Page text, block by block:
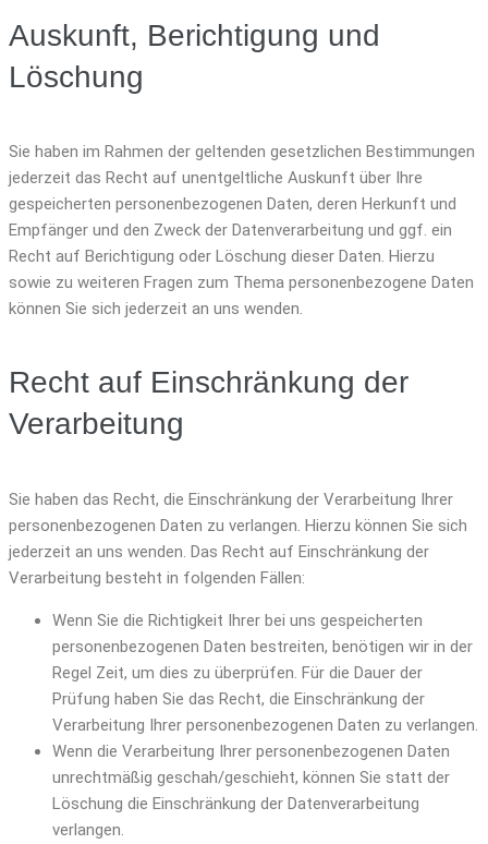
Auskunft, Berichtigung und
Löschung
Sie haben im Rahmen der geltenden gesetzlichen Bestimmungen
jederzeit das Recht auf unentgeltliche Auskunft über Ihre
gespeicherten personenbezogenen Daten, deren Herkunft und
Empfänger und den Zweck der Datenverarbeitung und ggf. ein
Recht auf Berichtigung oder Löschung dieser Daten. Hierzu
sowie zu weiteren Fragen zum Thema personenbezogene Daten
können Sie sich jederzeit an uns wenden.
Recht auf Einschränkung der
Verarbeitung
Sie haben das Recht, die Einschränkung der Verarbeitung Ihrer
personenbezogenen Daten zu verlangen. Hierzu können Sie sich
jederzeit an uns wenden. Das Recht auf Einschränkung der
Verarbeitung besteht in folgenden Fällen:
Wenn Sie die Richtigkeit Ihrer bei uns gespeicherten
personenbezogenen Daten bestreiten, benötigen wir in der
Regel Zeit, um dies zu überprüfen. Für die Dauer der
Prüfung haben Sie das Recht, die Einschränkung der
Verarbeitung Ihrer personenbezogenen Daten zu verlangen.
Wenn die Verarbeitung Ihrer personenbezogenen Daten
unrechtmäßig geschah/geschieht, können Sie statt der
Löschung die Einschränkung der Datenverarbeitung
verlangen.